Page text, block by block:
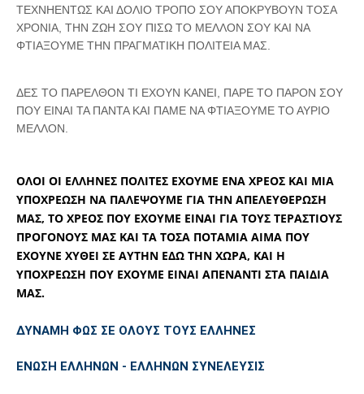
ΤΕΧΝΗΕΝΤΩΣ ΚΑΙ ΔΟΛΙΟ ΤΡΟΠΟ ΣΟΥ ΑΠΟΚΡΥΒΟΥΝ ΤΟΣΑ
ΧΡΟΝΙΑ, ΤΗΝ ΖΩΗ ΣΟΥ ΠΙΣΩ ΤΟ ΜΕΛΛΟΝ ΣΟΥ ΚΑΙ ΝΑ
ΦΤΙΑΞΟΥΜΕ ΤΗΝ ΠΡΑΓΜΑΤΙΚΗ ΠΟΛΙΤΕΙΑ ΜΑΣ.
ΔΕΣ ΤΟ ΠΑΡΕΛΘΟΝ ΤΙ ΕΧΟΥΝ ΚΑΝΕΙ, ΠΑΡΕ ΤΟ ΠΑΡΟΝ ΣΟΥ
ΠΟΥ ΕΙΝΑΙ ΤΑ ΠΑΝΤΑ ΚΑΙ ΠΑΜΕ ΝΑ ΦΤΙΑΞΟΥΜΕ ΤΟ ΑΥΡΙΟ
ΜΕΛΛΟΝ.
ΟΛΟΙ ΟΙ ΕΛΛΗΝΕΣ ΠΟΛΙΤΕΣ ΕΧΟΥΜΕ ΕΝΑ ΧΡΕΟΣ ΚΑΙ ΜΙΑ
ΥΠΟΧΡΕΩΣΗ ΝΑ ΠΑΛΕΨΟΥΜΕ ΓΙΑ ΤΗΝ ΑΠΕΛΕΥΘΕΡΩΣΗ
ΜΑΣ, ΤΟ ΧΡΕΟΣ ΠΟΥ ΕΧΟΥΜΕ ΕΙΝΑΙ ΓΙΑ ΤΟΥΣ ΤΕΡΑΣΤΙΟΥΣ
ΠΡΟΓΟΝΟΥΣ ΜΑΣ ΚΑΙ ΤΑ ΤΟΣΑ ΠΟΤΑΜΙΑ ΑΙΜΑ ΠΟΥ
ΕΧΟΥΝΕ ΧΥΘΕΙ ΣΕ ΑΥΤΗΝ ΕΔΩ ΤΗΝ ΧΩΡΑ, ΚΑΙ Η
ΥΠΟΧΡΕΩΣΗ ΠΟΥ ΕΧΟΥΜΕ ΕΙΝΑΙ ΑΠΕΝΑΝΤΙ ΣΤΑ ΠΑΙΔΙΑ
ΜΑΣ.
ΔΥΝΑΜΗ ΦΩΣ ΣΕ ΟΛΟΥΣ ΤΟΥΣ ΕΛΛΗΝΕΣ
ΕΝΩΣΗ ΕΛΛΗΝΩΝ - ΕΛΛΗΝΩΝ ΣΥΝΕΛΕΥΣΙΣ